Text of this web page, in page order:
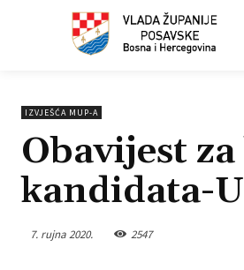
IZVJEŠĆA MUP-A
Obavijest
kandidata-
7. rujna 2020. 2547